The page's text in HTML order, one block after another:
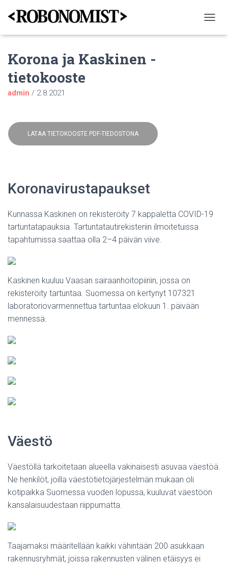
A
I
S
Korona ja Kaskinen -
tietokooste
admin / 2.8.2021
LATAA TIETOKOOSTE PDF-TIEDOSTONA
Koronavirustapaukset
Kunnassa Kaskinen on rekisteröity 7 kappaletta COVID-19
tartuntatapauksia. Tartuntatautirekisteriin ilmoitetuissa
tapahtumissa saattaa olla 2–4 päivän viive.
Kaskinen kuuluu Vaasan sairaanhoitopiiriin, jossa on
rekisteröity tartuntaa. Suomessa on kertynyt 107321
laboratoriovarmennettua tartuntaa elokuun 1. päivään
mennessä.
Väestö
Väestöllä tarkoitetaan alueella vakinaisesti asuvaa väestöä.
Ne henkilöt, joilla väestötietojärjestelmän mukaan oli
kotipaikka Suomessa vuoden lopussa, kuuluvat väestöön
kansalaisuudestaan riippumatta.
Taajamaksi määritellään kaikki vähintään 200 asukkaan
rakennusryhmät, joissa rakennusten välinen etäisyys ei